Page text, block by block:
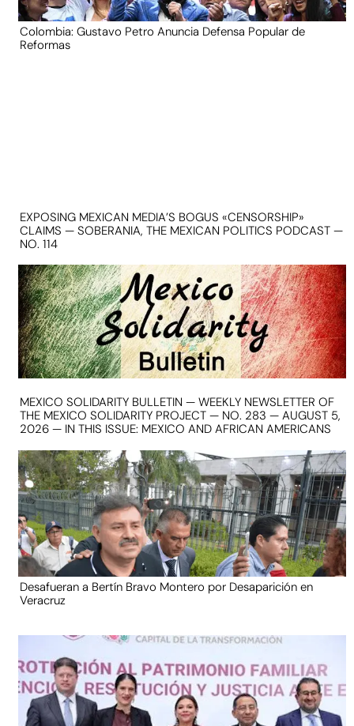
Colombia: Gustavo Petro Anuncia Defensa Popular de
Reformas
EXPOSING MEXICAN MEDIA’S BOGUS «CENSORSHIP»
CLAIMS — SOBERANIA, THE MEXICAN POLITICS PODCAST —
NO. 114
MEXICO SOLIDARITY BULLETIN — WEEKLY NEWSLETTER OF
THE MEXICO SOLIDARITY PROJECT — NO. 283 — AUGUST 5,
2026 — IN THIS ISSUE: MEXICO AND AFRICAN AMERICANS
Desafueran a Bertín Bravo Montero por Desaparición en
Veracruz